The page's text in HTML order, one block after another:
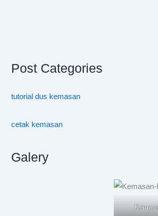
Post Categories
tutorial dus kemasan
cetak kemasan
Galery